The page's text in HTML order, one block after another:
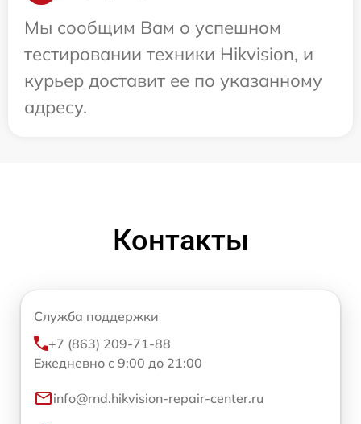
Мы сообщим Вам о успешном
тестировании техники Hikvision, и
курьер доставит ее по указанному
адресу.
Контакты
Служба поддержки
+7 (863) 209-71-88
Ежедневно с 9:00 до 21:00
info@rnd.hikvision-repair-center.ru